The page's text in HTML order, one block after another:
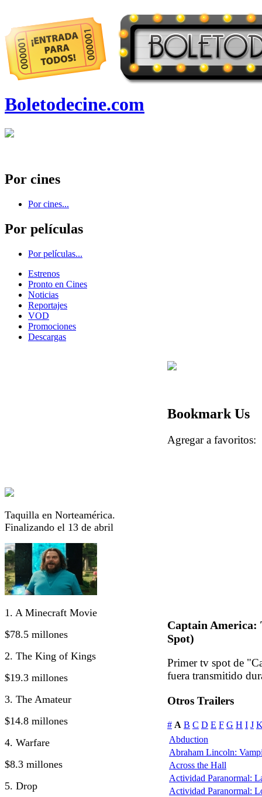
Boletodecine.com
Por cines
Por cines...
Por películas
Por películas...
Estrenos
Pronto en Cines
Noticias
Reportajes
VOD
Promociones
Descargas
Taquilla en Norteamérica.
Finalizando el 13 de abril
1. A Minecraft Movie
$78.5 millones
2. The King of Kings
$19.3 millones
3. The Amateur
$14.8 millones
4. Warfare
$8.3 millones
5. Drop
Bookmark Us
Agregar a
Captain America:
Spot)
Primer tv spot de
fuera transmitido
Otros Trailers
# A B C D E F G H I J
Abduction
Abraham Lincoln:
Across the Hall
Actividad Paranormal:
Actividad Paranormal: